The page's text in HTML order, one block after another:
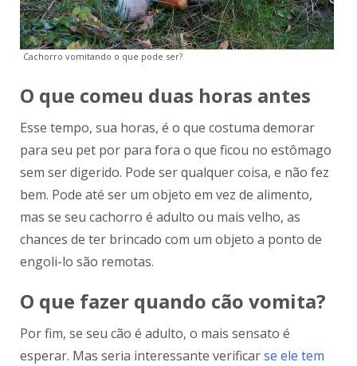
Cachorro vomitando o que pode ser?
O que comeu duas horas antes
Esse tempo, sua horas, é o que costuma demorar
para seu pet por para fora o que ficou no estômago
sem ser digerido. Pode ser qualquer coisa, e não fez
bem. Pode até ser um objeto em vez de alimento,
mas se seu cachorro é adulto ou mais velho, as
chances de ter brincado com um objeto a ponto de
engoli-lo são remotas.
O que fazer quando cão vomita?
Por fim, se seu cão é adulto, o mais sensato é
esperar. Mas seria interessante verificarse ele tem